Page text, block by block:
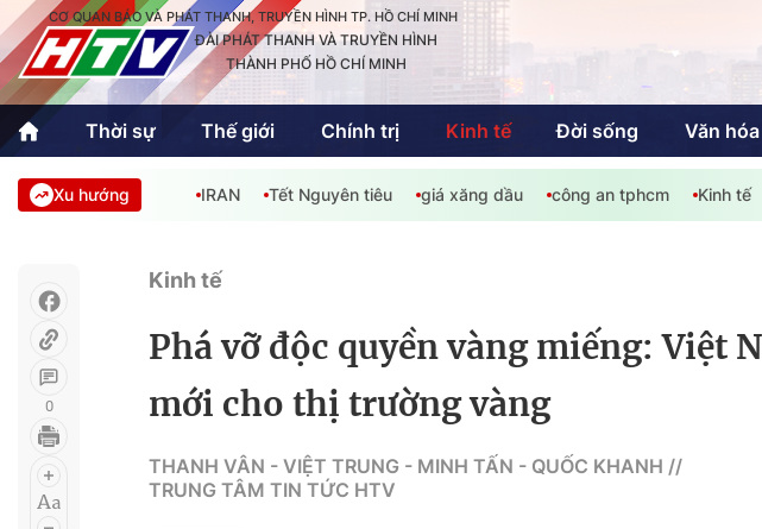
CƠ QUAN BÁO VÀ PHÁT THANH, TRUYỀN HÌNH TP. HỒ CHÍ MINH
ĐÀI PHÁT THANH VÀ TRUYỀN HÌNH
THÀNH PHỐ HỒ CHÍ MINH
Thời sự Thế giới Chính trị Kinh tế Đời sống Văn
Thời sự
Thể thao
Quốc tế
Văn hóa - Giải trí
Giáo dục
An Sinh
Công nghệ Phóng sự Khán giả HTV
Xu hướng IRAN Tết Nguyên tiêu giá xăng dầu công an tphcm Kinh tế
0
Kinh tế
Phá vỡ độc quyền vàng miếng: Việt
mới cho thị trường vàng
THANH VÂN - VIỆT TRUNG - MINH TẤN - QUỐC KHANH //
TRUNG TÂM TIN TỨC HTV